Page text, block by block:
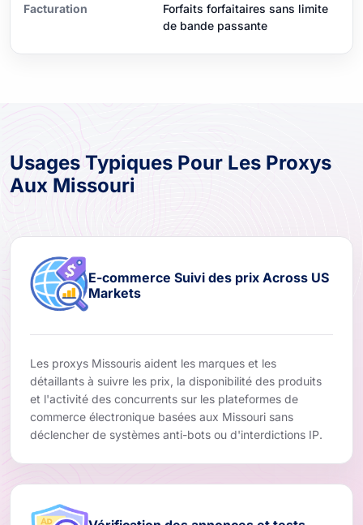
Facturation
Forfaits forfaitaires sans limite
de bande passante
Usages Typiques Pour Les Proxys
Aux Missouri
E-commerce Suivi des prix Across US
Markets
Les proxys Missouris aident les marques et les
détaillants à suivre les prix, la disponibilité des produits
et l'activité des concurrents sur les plateformes de
commerce électronique basées aux Missouri sans
déclencher de systèmes anti-bots ou d'interdictions IP.